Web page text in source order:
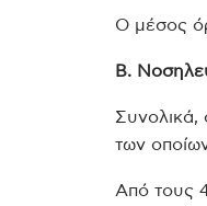
Ο μέσος
Β.
Συνολικά,
των
Από τους